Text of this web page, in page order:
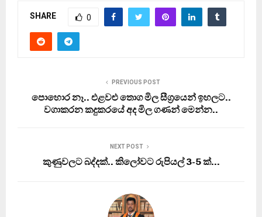
SHARE 0
PREVIOUS POST
පොහොර නෑ.. එළවළු තොග මිල සීග‍්‍රයෙන් ඉහලට..
වගාකරන කදුකරයේ අද මිල ගණන් මෙන්න..
NEXT POST
කුණුවලට බද්දක්.. කිලෝවට රුපියල් 3-5 ක්…